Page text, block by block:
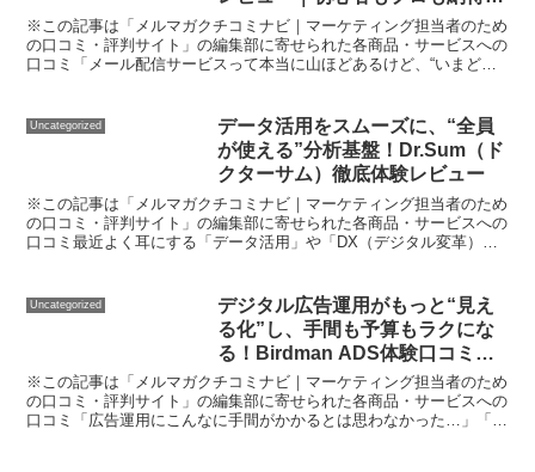
直感操作と多機能性とは？
※この記事は「メルマガクチコミナビ｜マーケティング担当者のため
の口コミ・評判サイト」の編集部に寄せられた各商品・サービスへの
口コミ「メール配信サービスって本当に山ほどあるけど、“いまど
Uncategorized
データ活用をスムーズに、“全員
が使える”分析基盤！Dr.Sum（ド
クターサム）徹底体験レビュー
※この記事は「メルマガクチコミナビ｜マーケティング担当者のため
の口コミ・評判サイト」の編集部に寄せられた各商品・サービスへの
口コミ最近よく耳にする「データ活用」や「DX（デジタル変革）」
Uncategorized
デジタル広告運用がもっと“見え
る化”し、手間も予算もラクにな
る！Birdman ADS体験口コミレ
ビュー
※この記事は「メルマガクチコミナビ｜マーケティング担当者のため
の口コミ・評判サイト」の編集部に寄せられた各商品・サービスへの
口コミ「広告運用にこんなに手間がかかるとは思わなかった…」「複